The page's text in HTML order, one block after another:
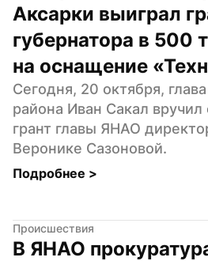
Аксарки выиграл
губернатора в 500
на оснащение
Сегодня, 20 октября,
района Иван Сакал вручил
грант главы ЯНАО
Веронике Сазоновой.
Подробнее >
Происшествия
В ЯНАО